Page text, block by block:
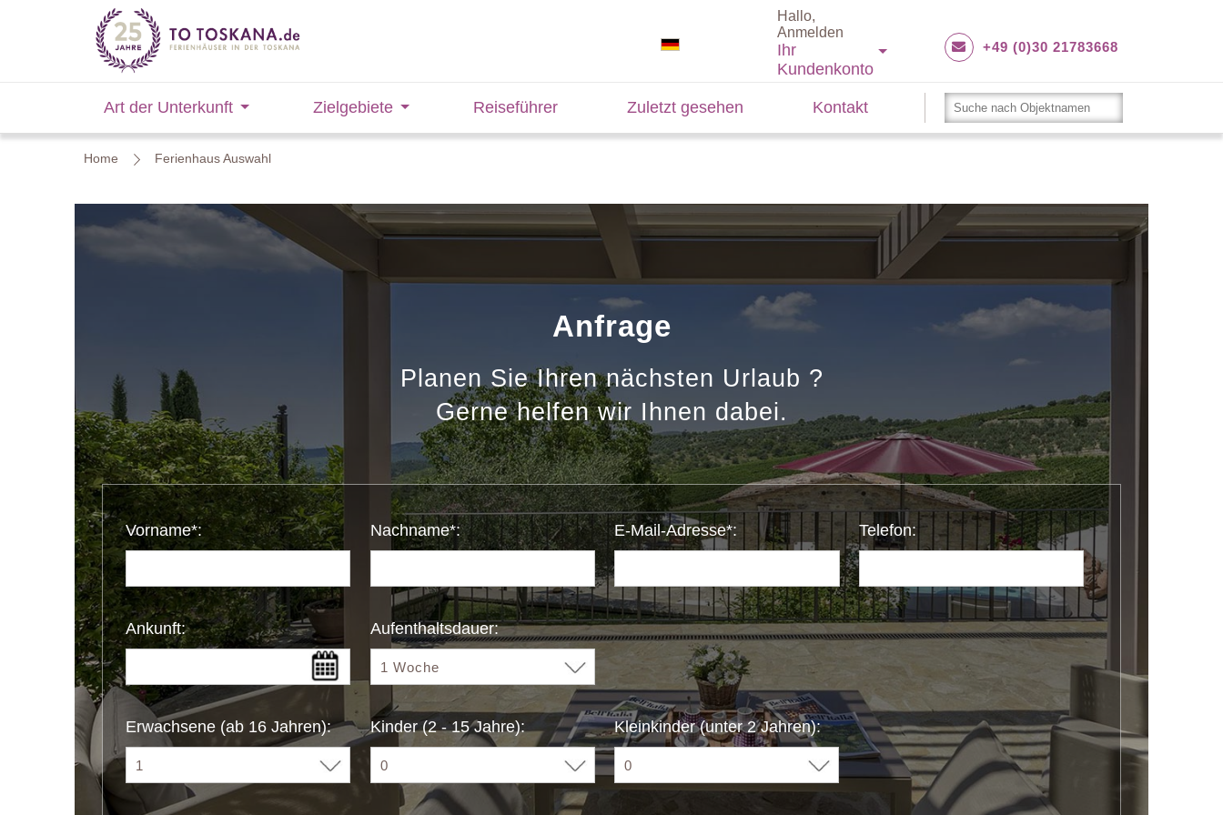
Hallo,
Anmelden
Ihr
Kundenkonto
+49 (0)30 21783668
Art der Unterkunft Zielgebiete Reiseführer Zuletzt gesehen Kontakt
Home Ferienhaus Auswahl
Anfrage
Planen Sie Ihren nächsten Urlaub ?
Gerne helfen wir Ihnen dabei.
Vorname*: Nachname*: E-Mail-Adresse*: Telefon:
Ankunft: Aufenthaltsdauer:
Erwachsene (ab 16 Jahren): Kinder (2 - 15 Jahre): Kleinkinder (unter 2 Jahren):